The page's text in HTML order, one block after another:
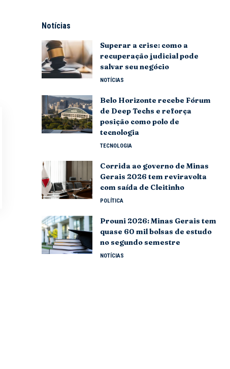
Notícias
Superar a crise: como a
recuperação judicial pode
salvar seu negócio
NOTÍCIAS
Belo Horizonte recebe Fórum
de Deep Techs e reforça
posição como polo de
tecnologia
TECNOLOGIA
Corrida ao governo de Minas
Gerais 2026 tem reviravolta
com saída de Cleitinho
POLÍTICA
Prouni 2026: Minas Gerais tem
quase 60 mil bolsas de estudo
no segundo semestre
NOTÍCIAS